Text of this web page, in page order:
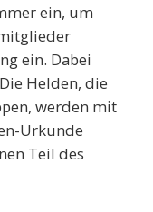
ein, um
ein. Dabei
Helden, die
werden mit
Urkunde
Teil des